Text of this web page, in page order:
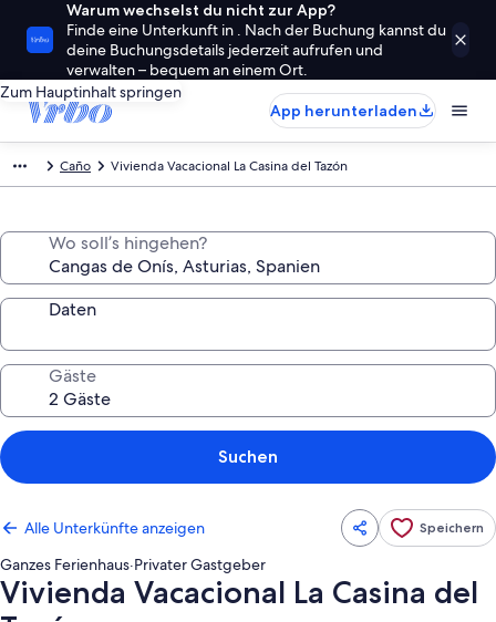
Warum wechselst du nicht zur App?
Finde eine Unterkunft in . Nach der Buchung kannst du
deine Buchungsdetails jederzeit aufrufen und
verwalten – bequem an einem Ort.
Zum Hauptinhalt springen
App herunterladen
Caño Vivienda Vacacional La Casina del Tazón
Wo soll’s hingehen?
Daten
Gäste
Suchen
Alle Unterkünfte anzeigen Speichern
Ganzes Ferienhaus·Privater Gastgeber
Vivienda Vacacional La Casina del